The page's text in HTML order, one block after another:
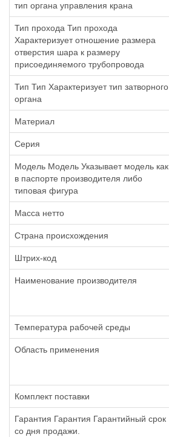
тип органа управления крана
Тип прохода Тип прохода
Характеризует отношение размера
отверстия шара к размеру
присоединяемого трубопровода
Тип Тип Характеризует тип затворного
органа
Материал
Серия
Модель Модель Указывает модель как
в паспорте производителя либо
типовая фигура
Масса нетто
Страна происхождения
Штрих-код
Наименование производителя
Температура рабочей среды
Область применения
Комплект поставки
Гарантия Гарантия Гарантийный срок
со дня продажи.